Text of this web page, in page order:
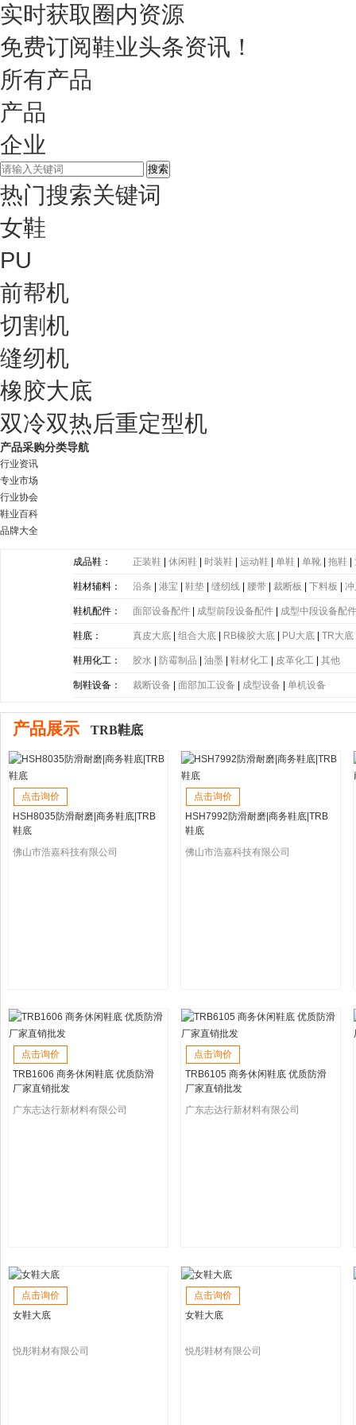
实时获取圈内资源
免费订阅鞋业头条资讯！
所有产品
产品
企业
热门搜索关键词
女鞋
PU
前帮机
切割机
缝纫机
橡胶大底
双冷双热后重定型机
产品采购分类导航
行业资讯
专业市场
行业协会
鞋业百科
品牌大全
成品鞋： 正装鞋 |休闲鞋 时装鞋 |运动鞋 |单鞋 |单靴 |拖鞋 |
鞋材辅料： 沿条 |港宝 |鞋垫 |缝纫线 腰带 |裁断板 |下料板 |
带|塑胶片|其他
鞋机配件： 面部设备配件 成型前段设备配件 成型中段设备配
鞋底： 真皮大底 |组合大底 RB橡胶大底 PU大底 |TR大底
底|PE大底|PP大底| SBR大底| PC大底| 软木大底
鞋用化工： 胶水 防霉制品 |油墨 |鞋材化工 皮革化工 |其他
制鞋设备： 裁断设备 |面部加工设备 成型设备 |单机设备
产品展示 TRB鞋底
点击询价
HSH8035防滑耐磨|商务鞋底|TRB
鞋底
佛山市浩嘉科技有限公司
点击询价
HSH7992防滑耐磨|商务鞋底|TRB
鞋底
佛山市浩嘉科技有限公司
点击询价
TRB1606 商务休闲鞋底 优质防滑
厂家直销批发
广东志达行新材料有限公司
点击询价
TRB6105 商务休闲鞋底 优质防滑
厂家直销批发
广东志达行新材料有限公司
点击询价
女鞋大底
悦彤鞋材有限公司
点击询价
女鞋大底
悦彤鞋材有限公司